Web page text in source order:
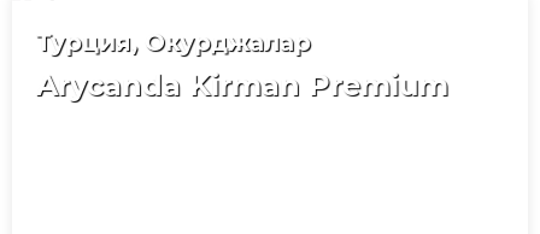
Турция, Окурджалар
Arycanda Kirman Premium